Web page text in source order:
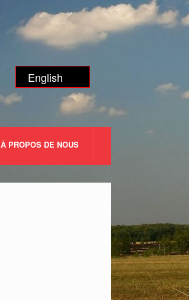
English
À PROPOS DE NOUS